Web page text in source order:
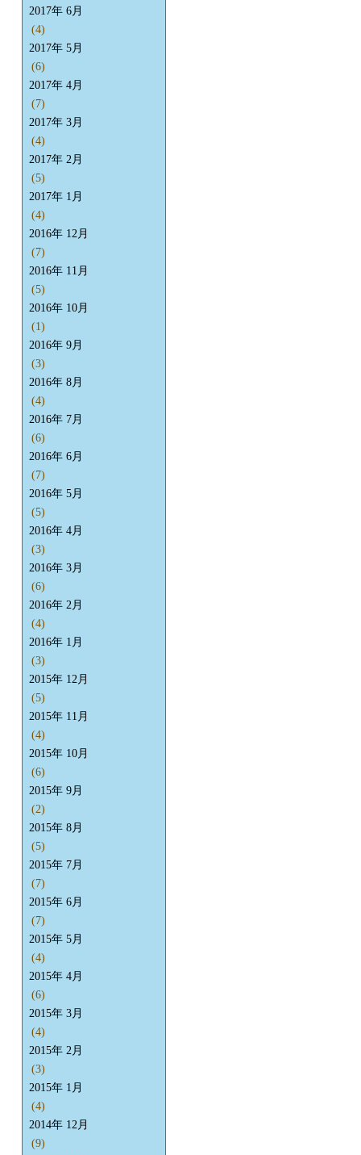
2017年 6月
(4)
2017年 5月
(6)
2017年 4月
(7)
2017年 3月
(4)
2017年 2月
(5)
2017年 1月
(4)
2016年 12月
(7)
2016年 11月
(5)
2016年 10月
(1)
2016年 9月
(3)
2016年 8月
(4)
2016年 7月
(6)
2016年 6月
(7)
2016年 5月
(5)
2016年 4月
(3)
2016年 3月
(6)
2016年 2月
(4)
2016年 1月
(3)
2015年 12月
(5)
2015年 11月
(4)
2015年 10月
(6)
2015年 9月
(2)
2015年 8月
(5)
2015年 7月
(7)
2015年 6月
(7)
2015年 5月
(4)
2015年 4月
(6)
2015年 3月
(4)
2015年 2月
(3)
2015年 1月
(4)
2014年 12月
(9)